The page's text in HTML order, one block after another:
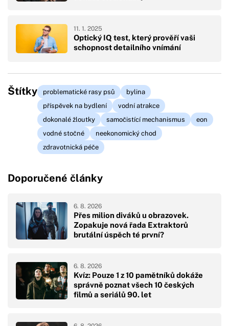
Optický IQ test, který prověří vaši
schopnost detailního vnímání
11. 1. 2025
Štítky problematické rasy psů
bylina
příspěvek na bydlení
vodní atrakce
dokonalé žloutky
samočistící mechanismus
eon
vodné stočné
neekonomický chod
zdravotnická péče
Doporučené články
Přes milion diváků u obrazovek.
Zopakuje nová řada Extraktorů
brutální úspěch té první?
6. 8. 2026
Kvíz: Pouze 1 z 10 pamětníků dokáže
správně poznat všech 10 českých
filmů a seriálů 90. let
6. 8. 2026